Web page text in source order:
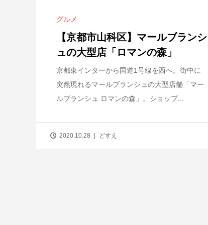
グルメ
【京都市山科区】マールブランシ
ュの大型店「ロマンの森」
京都東インターから国道1号線を西へ。街中に
突然現れるマールブランシュの大型店舗「マー
ルブランシュ ロマンの森」。ショップ...
2020.10.28 どすえ